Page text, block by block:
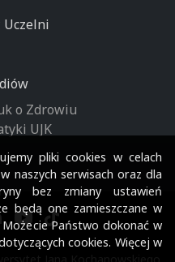
Uczelni
o Zdrowiu
UJK
pliki cookies w celach
naszych serwisach oraz dla
bez zmiany ustawień
będą one zamieszczane w
Państwo dokonać w
cookies. Więcej w